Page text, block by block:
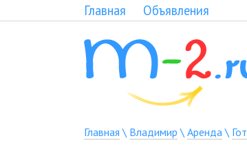
Главная Объявления
Главная \ Владимир \ Аренда\